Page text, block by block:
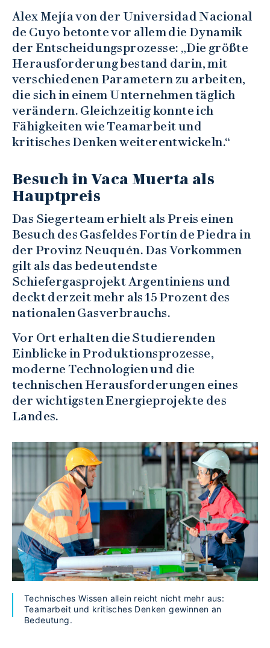
Alex Mejía von der Universidad Nacional
de Cuyo betonte vor allem die Dynamik
der Entscheidungsprozesse: „Die größte
Herausforderung bestand darin, mit
verschiedenen Parametern zu arbeiten,
die sich in einem Unternehmen täglich
verändern. Gleichzeitig konnte ich
Fähigkeiten wie Teamarbeit und
kritisches Denken weiterentwickeln.“
Besuch in Vaca Muerta als
Hauptpreis
Das Siegerteam erhielt als Preis einen
Besuch des Gasfeldes Fortín de Piedra in
der Provinz Neuquén. Das Vorkommen
gilt als das bedeutendste
Schiefergasprojekt Argentiniens und
deckt derzeit mehr als 15 Prozent des
nationalen Gasverbrauchs.
Vor Ort erhalten die Studierenden
Einblicke in Produktionsprozesse,
moderne Technologien und die
technischen Herausforderungen eines
der wichtigsten Energieprojekte des
Landes.
Technisches Wissen allein reicht nicht mehr aus:
Teamarbeit und kritisches Denken gewinnen an
Bedeutung.